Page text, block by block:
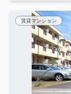
賃貸マンション